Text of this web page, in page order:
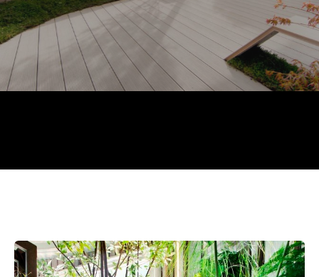
CASADECOR
CASA DECOR 2022